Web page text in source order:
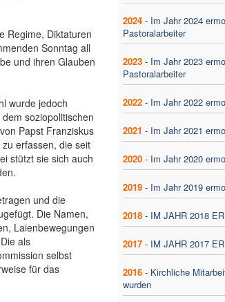
Regime, Diktaturen
Sonntag all
und ihren Glauben
wurde jedoch
soziopolitischen
Papst Franziskus
erfassen, die seit
stützt sie sich auch
und die
Die Namen,
Laienbewegungen
als
selbst
für das
2024 - Im Jahr 2024
Pastoralarbeiter
2023 - Im Jahr 2023
Pastoralarbeiter
2022 - Im Jahr 2022
2021 - Im Jahr 2021
2020 - Im Jahr 2020
2019 - Im Jahr 2019
2018 - IM JAHR 2018
2017 - IM JAHR 2017
2016 - Kirchliche
wurden